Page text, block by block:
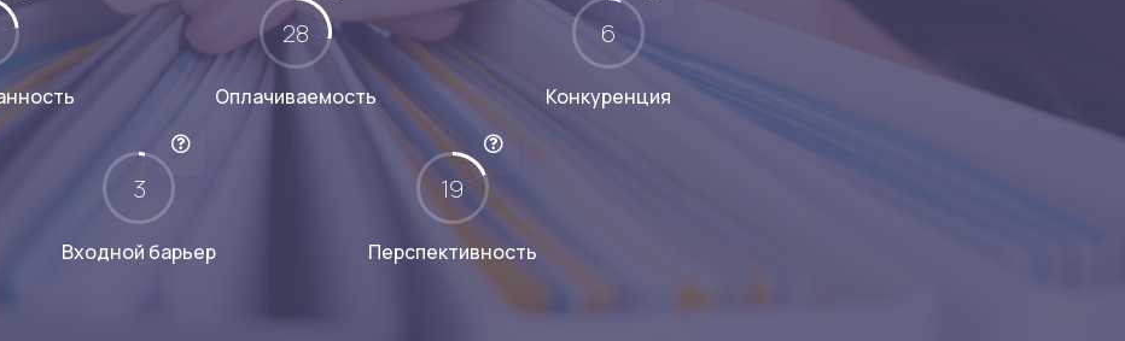
28
Оплачиваемость
6
Конкуренция
3
Входной барьер
19
Перспективность